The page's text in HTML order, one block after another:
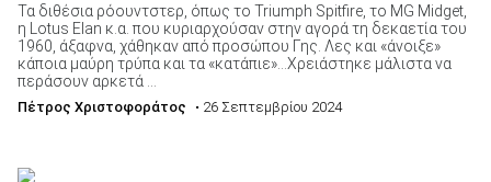
Τα διθέσια ρόουντστερ, όπως το Triumph Spitfire, το MG Midget,
η Lotus Elan κ.α. που κυριαρχούσαν στην αγορά τη δεκαετία του
1960, άξαφνα, χάθηκαν από προσώπου Γης. Λες και «άνοιξε»
κάποια μαύρη τρύπα και τα «κατάπιε»…Χρειάστηκε μάλιστα να
περάσουν αρκετά ...
Πέτρος Χριστοφοράτος • 26 Σεπτεμβρίου 2024